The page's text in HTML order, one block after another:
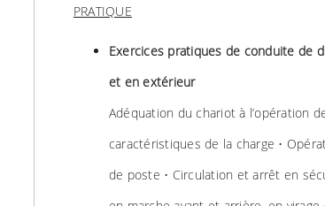
PRATIQUE
Exercices pratiques de conduite de
et en extérieur
Adéquation du chariot à l’opération
caractéristiques de la charge •
de poste • Circulation et arrêt en